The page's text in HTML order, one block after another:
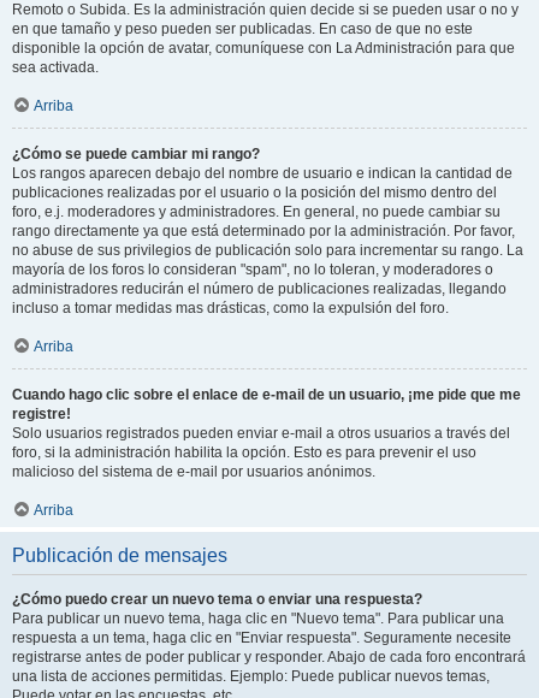
Remoto o Subida. Es la administración quien decide si se pueden usar o no y
en que tamaño y peso pueden ser publicadas. En caso de que no este
disponible la opción de avatar, comuníquese con La Administración para que
sea activada.
Arriba
¿Cómo se puede cambiar mi rango?
Los rangos aparecen debajo del nombre de usuario e indican la cantidad de
publicaciones realizadas por el usuario o la posición del mismo dentro del
foro, e.j. moderadores y administradores. En general, no puede cambiar su
rango directamente ya que está determinado por la administración. Por favor,
no abuse de sus privilegios de publicación solo para incrementar su rango. La
mayoría de los foros lo consideran "spam", no lo toleran, y moderadores o
administradores reducirán el número de publicaciones realizadas, llegando
incluso a tomar medidas mas drásticas, como la expulsión del foro.
Arriba
Cuando hago clic sobre el enlace de e-mail de un usuario, ¡me pide que me
registre!
Solo usuarios registrados pueden enviar e-mail a otros usuarios a través del
foro, si la administración habilita la opción. Esto es para prevenir el uso
malicioso del sistema de e-mail por usuarios anónimos.
Arriba
Publicación de mensajes
¿Cómo puedo crear un nuevo tema o enviar una respuesta?
Para publicar un nuevo tema, haga clic en "Nuevo tema". Para publicar una
respuesta a un tema, haga clic en "Enviar respuesta". Seguramente necesite
registrarse antes de poder publicar y responder. Abajo de cada foro encontrará
una lista de acciones permitidas. Ejemplo: Puede publicar nuevos temas,